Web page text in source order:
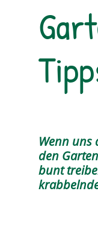
Wenn uns
den
bunt